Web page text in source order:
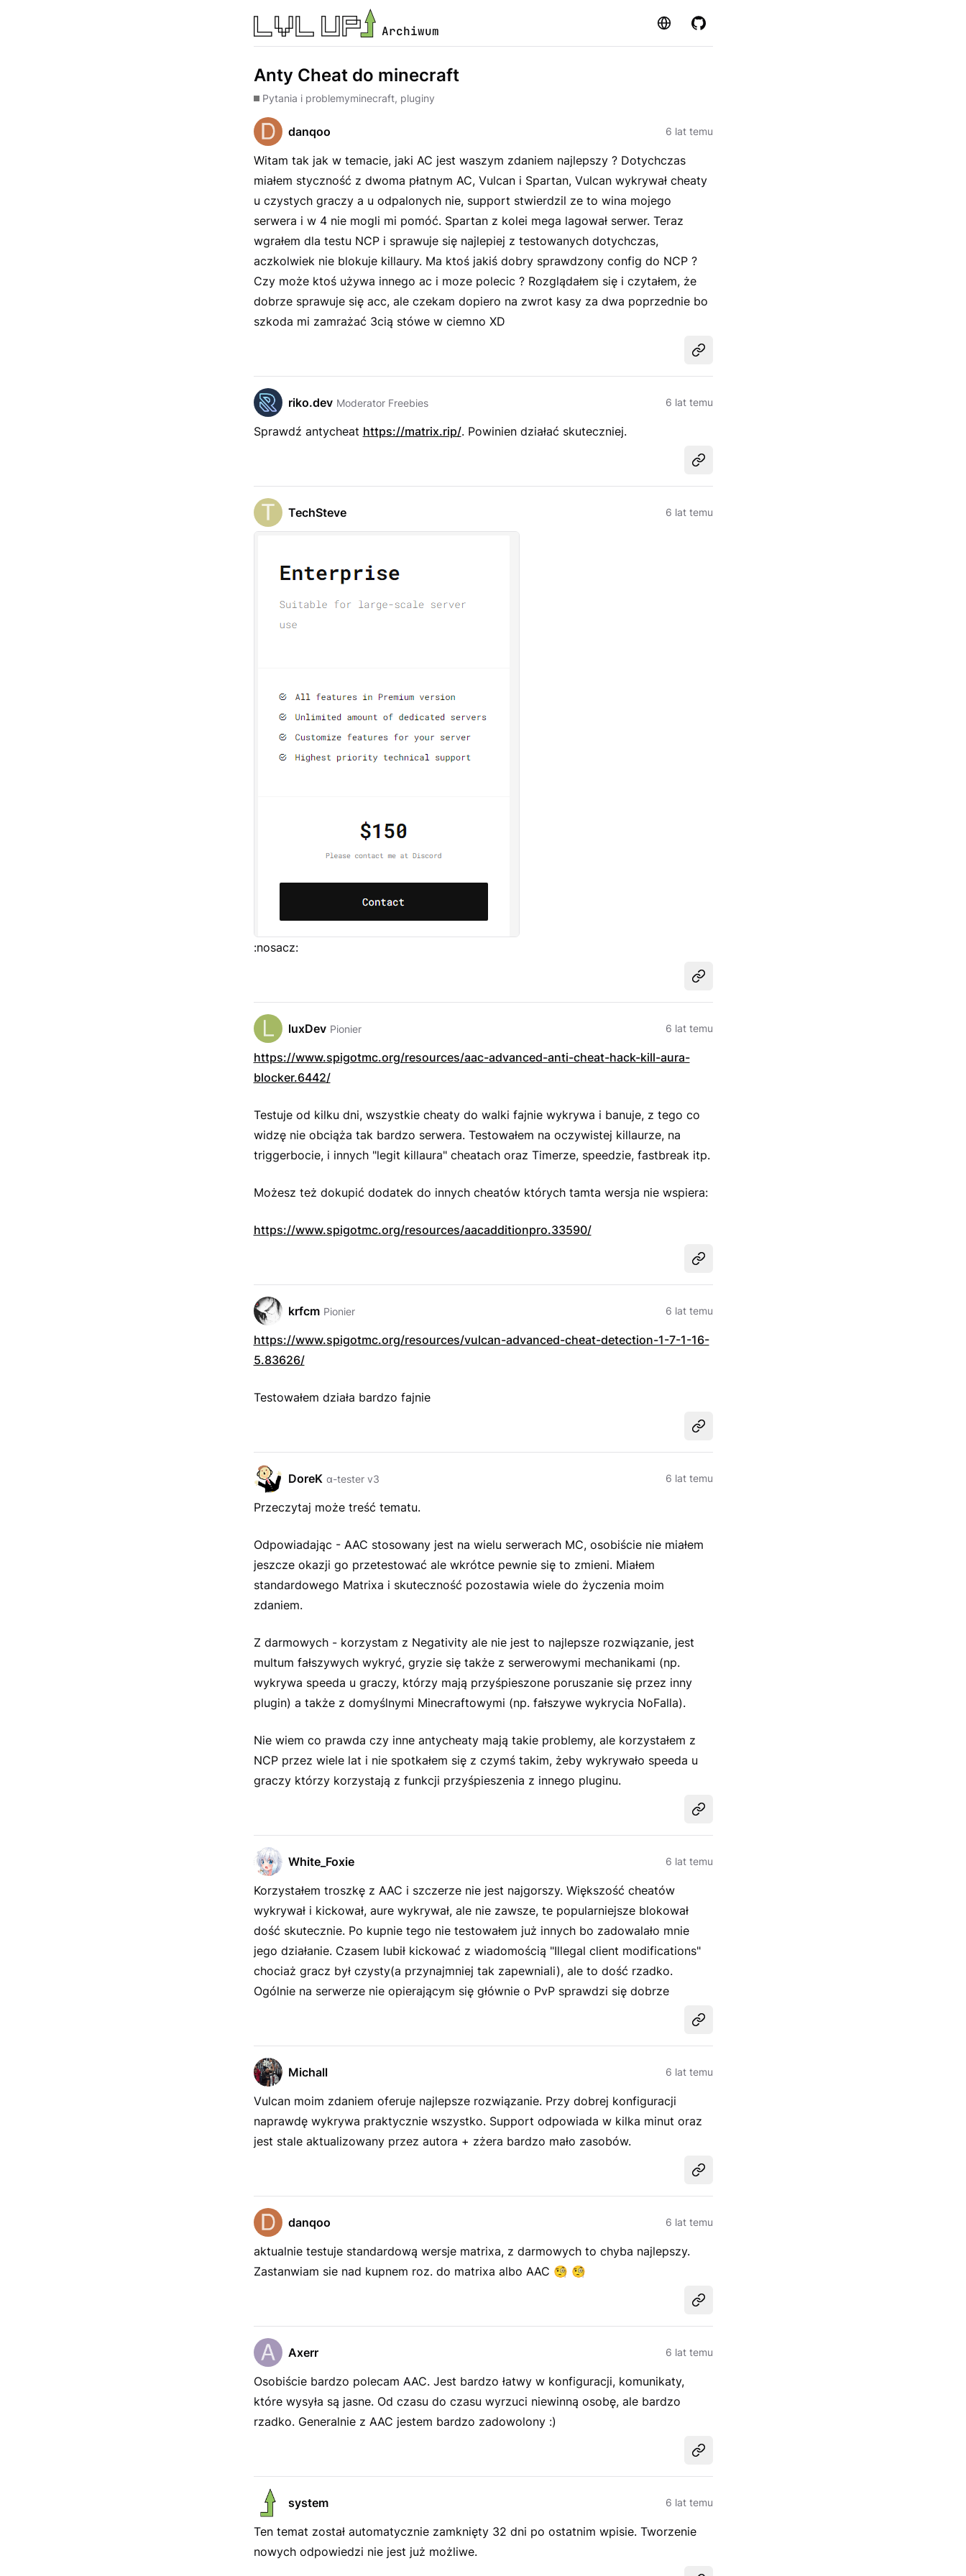
Archiwum Strona GitHub
Anty Cheat do minecraft
Pytania i problemyminecraft, pluginy
danqoo 6 lat temu
Witam tak jak w temacie, jaki AC jest waszym zdaniem najlepszy ? Dotychczas
miałem styczność z dwoma płatnym AC, Vulcan i Spartan, Vulcan wykrywał cheaty
u czystych graczy a u odpalonych nie, support stwierdzil ze to wina mojego
serwera i w 4 nie mogli mi pomóć. Spartan z kolei mega lagował serwer. Teraz
wgrałem dla testu NCP i sprawuje się najlepiej z testowanych dotychczas,
aczkolwiek nie blokuje killaury. Ma ktoś jakiś dobry sprawdzony config do NCP ?
Czy może ktoś używa innego ac i moze polecic ? Rozglądałem się i czytałem, że
dobrze sprawuje się acc, ale czekam dopiero na zwrot kasy za dwa poprzednie bo
szkoda mi zamrażać 3cią stówe w ciemno XD
Udostępnij
riko.dev Moderator Freebies 6 lat temu
Sprawdź antycheat https://matrix.rip/. Powinien działać skuteczniej.
Udostępnij
TechSteve 6 lat temu
:nosacz:
Udostępnij
luxDev Pionier 6 lat temu
https://www.spigotmc.org/resources/aac-advanced-anti-cheat-hack-kill-aura-
blocker.6442/
Testuje od kilku dni, wszystkie cheaty do walki fajnie wykrywa i banuje, z tego co
widzę nie obciąża tak bardzo serwera. Testowałem na oczywistej killaurze, na
triggerbocie, i innych "legit killaura" cheatach oraz Timerze, speedzie, fastbreak itp.
Możesz też dokupić dodatek do innych cheatów których tamta wersja nie wspiera:
https://www.spigotmc.org/resources/aacadditionpro.33590/
Udostępnij
krfcm Pionier 6 lat temu
https://www.spigotmc.org/resources/vulcan-advanced-cheat-detection-1-7-1-16-
5.83626/
Testowałem działa bardzo fajnie
Udostępnij
DoreK α-tester v3 6 lat temu
Przeczytaj może treść tematu.
Odpowiadając - AAC stosowany jest na wielu serwerach MC, osobiście nie miałem
jeszcze okazji go przetestować ale wkrótce pewnie się to zmieni. Miałem
standardowego Matrixa i skuteczność pozostawia wiele do życzenia moim
zdaniem.
Z darmowych - korzystam z Negativity ale nie jest to najlepsze rozwiązanie, jest
multum fałszywych wykryć, gryzie się także z serwerowymi mechanikami (np.
wykrywa speeda u graczy, którzy mają przyśpieszone poruszanie się przez inny
plugin) a także z domyślnymi Minecraftowymi (np. fałszywe wykrycia NoFalla).
Nie wiem co prawda czy inne antycheaty mają takie problemy, ale korzystałem z
NCP przez wiele lat i nie spotkałem się z czymś takim, żeby wykrywało speeda u
graczy którzy korzystają z funkcji przyśpieszenia z innego pluginu.
Udostępnij
White_Foxie 6 lat temu
Korzystałem troszkę z AAC i szczerze nie jest najgorszy. Większość cheatów
wykrywał i kickował, aure wykrywał, ale nie zawsze, te popularniejsze blokował
dość skutecznie. Po kupnie tego nie testowałem już innych bo zadowalało mnie
jego działanie. Czasem lubił kickować z wiadomością "Illegal client modifications"
chociaż gracz był czysty(a przynajmniej tak zapewniali), ale to dość rzadko.
Ogólnie na serwerze nie opierającym się głównie o PvP sprawdzi się dobrze
Udostępnij
Michall 6 lat temu
Vulcan moim zdaniem oferuje najlepsze rozwiązanie. Przy dobrej konfiguracji
naprawdę wykrywa praktycznie wszystko. Support odpowiada w kilka minut oraz
jest stale aktualizowany przez autora + zżera bardzo mało zasobów.
Udostępnij
danqoo 6 lat temu
aktualnie testuje standardową wersje matrixa, z darmowych to chyba najlepszy.
Zastanwiam sie nad kupnem roz. do matrixa albo AAC 🧐 🧐
Udostępnij
Axerr 6 lat temu
Osobiście bardzo polecam AAC. Jest bardzo łatwy w konfiguracji, komunikaty,
które wysyła są jasne. Od czasu do czasu wyrzuci niewinną osobę, ale bardzo
rzadko. Generalnie z AAC jestem bardzo zadowolony :)
Udostępnij
system 6 lat temu
Ten temat został automatycznie zamknięty 32 dni po ostatnim wpisie. Tworzenie
nowych odpowiedzi nie jest już możliwe.